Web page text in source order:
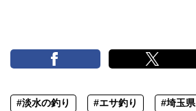
#淡水の釣り #エサ釣り #埼玉県